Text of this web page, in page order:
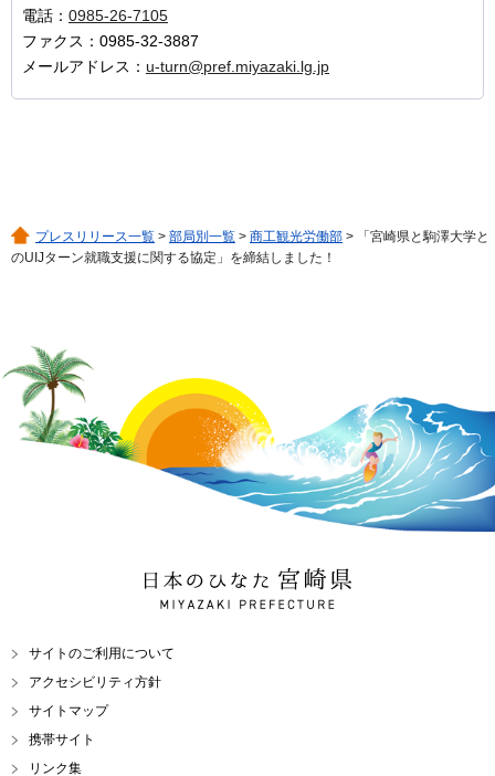
電話： 0985-26-7105
ファクス：0985-32-3887
メールアドレス： u-turn@pref.miyazaki.lg.jp
プレスリリース一覧 > 部局別一覧 > 商工観光労働部 > 「宮崎県と駒澤大学と
のUIJターン就職支援に関する協定」を締結しました！
日本のひなた 宮崎県
MIYAZAKI PREFECTURE
サイトのご利用について
アクセシビリティ方針
サイトマップ
携帯サイト
リンク集